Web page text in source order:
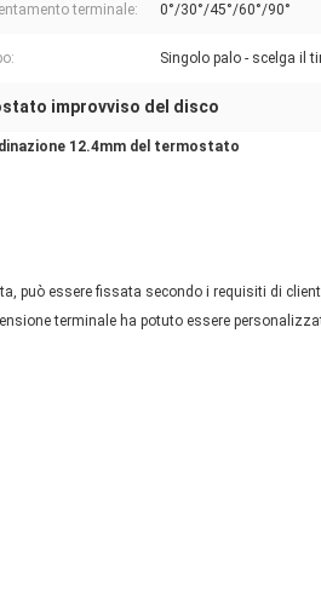
terminale: 0°/30°/45°/60°/90°
Singolo palo - scelga il
improvviso del disco
12.4mm del termostato
può essere fissata secondo i requisiti di
terminale ha potuto essere